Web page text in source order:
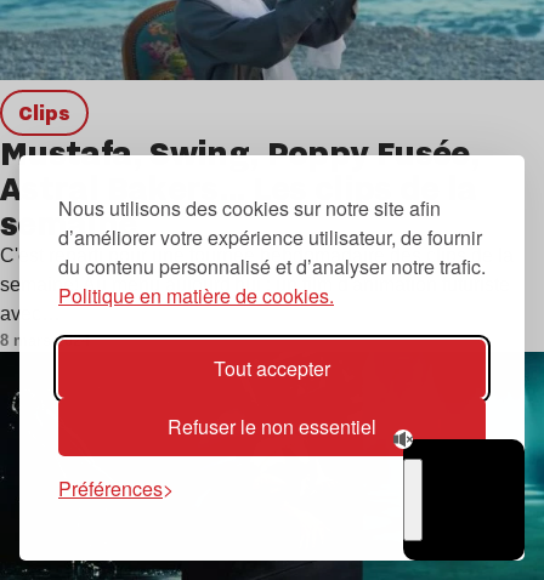
Nous utilisons des cookies sur notre site afin
d’améliorer votre expérience utilisateur, de fournir
du contenu personnalisé et d’analyser notre trafic.
Politique en matière de cookies.
Tout accepter
Refuser le non essentiel
Préférences
clips
Mustafa, Swing, Poppy Fusée,
Astral Bakers… Les clips de la
semaine
C'est reparti pour une fournée hebdomadaire des clips de la
semaine! Au menu aujourd'hui : un film d'animation futuriste
avec…
8 mars 2024